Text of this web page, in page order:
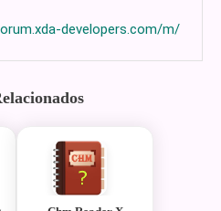
developers.com/m/